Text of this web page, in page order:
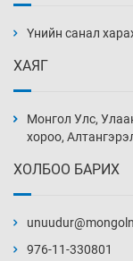
6
7
Үнийн санал
ХАЯГ
Монгол Улс,
хороо,
ХОЛБОО БАРИХ
976-11-330801